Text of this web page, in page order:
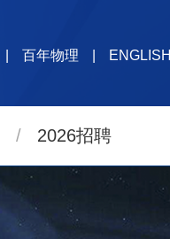
百年物理 ENGLISH
/ 2026招聘